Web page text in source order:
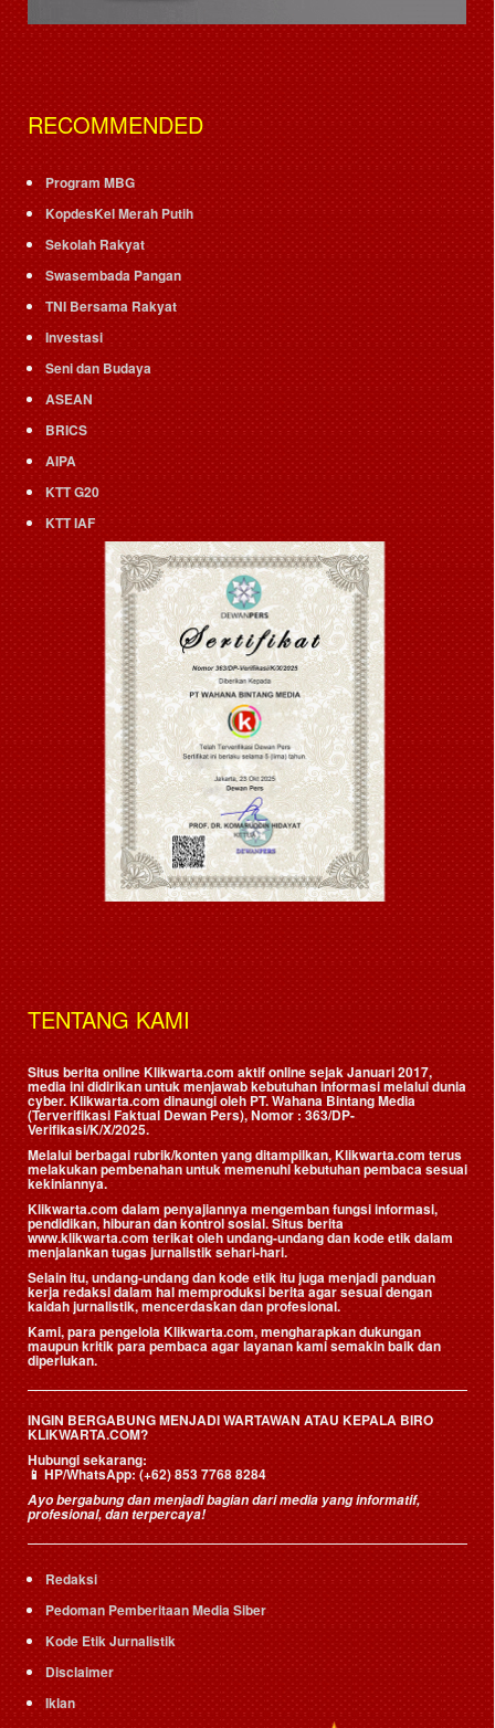
RECOMMENDED
Program MBG
KopdesKel Merah Putih
Sekolah Rakyat
Swasembada Pangan
TNI Bersama Rakyat
Investasi
Seni dan Budaya
ASEAN
BRICS
AIPA
KTT G20
KTT IAF
TENTANG KAMI
Situs berita online Klikwarta.com aktif online sejak Januari 2017,
media ini didirikan untuk menjawab kebutuhan informasi melalui dunia
cyber. Klikwarta.com dinaungi oleh PT. Wahana Bintang Media
(Terverifikasi Faktual Dewan Pers), Nomor : 363/DP-
Verifikasi/K/X/2025.
Melalui berbagai rubrik/konten yang ditampilkan, Klikwarta.com terus
melakukan pembenahan untuk memenuhi kebutuhan pembaca sesuai
kekiniannya.
Klikwarta.com dalam penyajiannya mengemban fungsi informasi,
pendidikan, hiburan dan kontrol sosial. Situs berita
www.klikwarta.com terikat oleh undang-undang dan kode etik dalam
menjalankan tugas jurnalistik sehari-hari.
Selain itu, undang-undang dan kode etik itu juga menjadi panduan
kerja redaksi dalam hal memproduksi berita agar sesuai dengan
kaidah jurnalistik, mencerdaskan dan profesional.
Kami, para pengelola Klikwarta.com, mengharapkan dukungan
maupun kritik para pembaca agar layanan kami semakin baik dan
diperlukan.
INGIN BERGABUNG MENJADI WARTAWAN ATAU KEPALA BIRO
KLIKWARTA.COM?
Hubungi sekarang:
📱HP/WhatsApp:(+62) 853 7768 8284
Ayo bergabung dan menjadi bagian dari media yang informatif,
profesional, dan terpercaya!
Redaksi
Pedoman Pemberitaan Media Siber
Kode Etik Jurnalistik
Disclaimer
Iklan